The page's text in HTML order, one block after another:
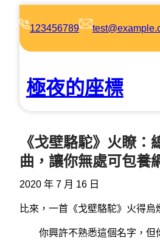
123456789
極夜的座標
《戈壁駱駝》火瞭：
曲，讓你無處可包養
2020 年 7 月 16 日
比來，一首《戈壁駱駝》火得烏
你興許不熟悉這個名字，但